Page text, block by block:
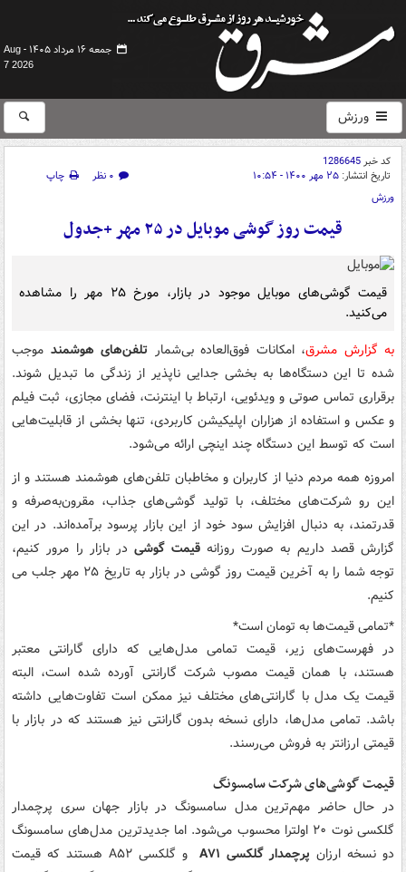
جمعه ۱۶ مرداد ۱۴۰۵ -
Aug
7 2026
ورزش
کد خبر1286645
تاریخ انتشار: ۲۵ مهر ۱۴۰۰ - ۱۰:۵۴ ۰ نظر
چاپ
ورزش
قیمت روز گوشی موبایل در ۲۵ مهر +جدول
قیمت گوشی‌های موبایل موجود در بازار، مورخ ۲۵ مهر را مشاهده
می‌کنید.
به گزارش مشرق، امکانات فوق‌العاده بی‌شمار تلفن‌های هوشمند موجب
شده تا این دستگاه‌ها به بخشی جدایی ناپذیر از زندگی ما تبدیل شوند.
برقراری تماس صوتی و ویدئویی، ارتباط با اینترنت، فضای مجازی، ثبت فیلم
و عکس و استفاده از هزاران اپلیکیشن کاربردی، تنها بخشی از قابلیت‌هایی
است که توسط این دستگاه چند اینچی ارائه می‌شود.
امروزه همه مردم دنیا از کاربران و مخاطبان تلفن‌های هوشمند هستند و از
این رو شرکت‌های مختلف، با تولید گوشی‌های جذاب، مقرون‌به‌صرفه و
قدرتمند، به دنبال افزایش سود خود از این بازار پرسود برآمده‌اند. در این
گزارش قصد داریم به صورت روزانهقیمت گوشیدر بازار را مرور کنیم،
توجه شما را به آخرین قیمت روز گوشی در بازار به تاریخ ۲۵ مهر جلب می
کنیم.
*تمامی قیمت‌ها به تومان است*
در فهرست‌های زیر، قیمت تمامی مدل‌هایی که دارای گارانتی معتبر
هستند، با همان قیمت مصوب شرکت گارانتی آورده شده است، البته
قیمت یک مدل با گارانتی‌های مختلف نیز ممکن است تفاوت‌هایی داشته
باشد. تمامی مدل‌ها، دارای نسخه بدون گارانتی نیز هستند که در بازار با
قیمتی ارزانتر به فروش می‌رسند.
قیمت گوشی‌های شرکت سامسونگ
در حال حاضر مهم‌ترین مدل سامسونگ در بازار جهان سری پرچمدار
گلکسی نوت ۲۰ اولترا محسوب می‌شود. اما جدیدترین مدل‌های سامسونگ
دو نسخه ارزان پرچمدار گلکسی A۷۱
و گلکسی A۵۲ هستند که قیمت